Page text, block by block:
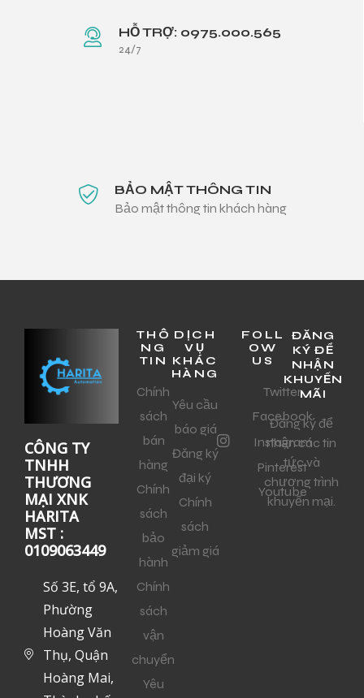
HỖ TRỢ: 0975.000.565
24/7
BẢO MẬT THÔNG TIN
Bảo mật thông tin khách hàng
CÔNG TY
TNHH
THƯƠNG
MẠI XNK
HARITA
MST :
0109063449
Số 3E, tổ 9A,
Phường
Hoàng Văn
Thụ, Quận
Hoàng Mai,
THÔ
NG
TIN
Chính
sách
bán
hàng
Chính
sách
bảo
hành
Chính
sách
vận
chuyển
Yêu
DỊCH
VỤ
KHÁC
HÀNG
Yêu cầu
báo giá
Đăng ký
đại ký
Chính
sách
giảm giá
FOLL
OW
US
Twitter
Facebook
Instagram
Pinterest
Youtube
ĐĂNG
KÝ ĐỂ
NHẬN
KHUYẾN
MÃI
Đăng ký để
nhận các tin
tức và
chương trình
khuyến mại.